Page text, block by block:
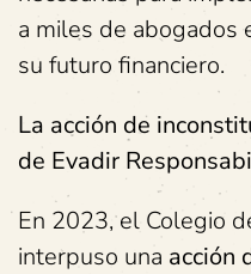
a miles de abogados
su futuro financiero.
La acción de
de Evadir
En 2023, el Colegio
interpuso una acción